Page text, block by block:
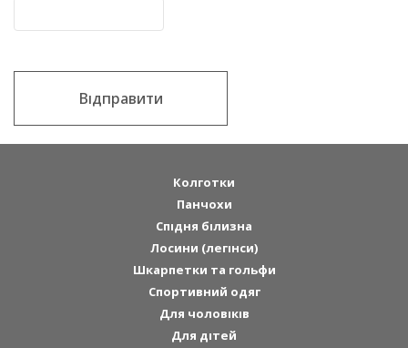
Відправити
Колготки
Панчохи
Спідня білизна
Лосини (легінси)
Шкарпетки та гольфи
Спортивний одяг
Для чоловіків
Для дітей